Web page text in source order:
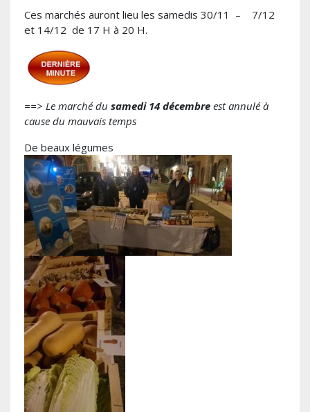
Ces marchés auront lieu les samedis 30/11 – 7/12
et 14/12 de 17 H à 20 H.
==> Le marché du samedi 14 décembre est annulé à
cause du mauvais temps
De beaux légumes